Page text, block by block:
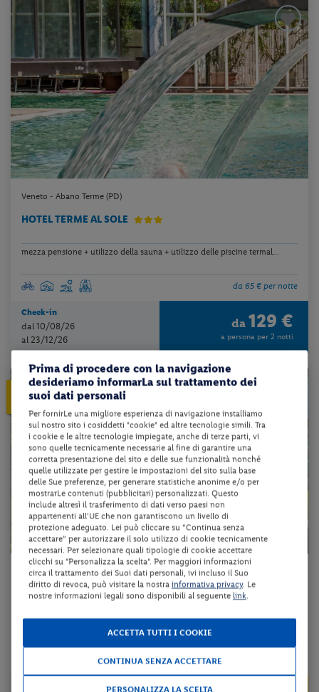
Veneto - Abano Terme (PD)
HOTEL TERME AL SOLE
mezza pensione + utilizzo della sauna + utilizzo delle piscine termal...
da 65 € per notte
Check-in
dal 10/08/26
al 23/12/26
da 129 €
a persona per 2 notti
PRENOTA PRIMA
ENTRO 30 gg dalla partenza
Veneto - Abano Terme (PD)
ABANO RITZ THERMAE & WELLNESS HOTEL
Prima di procedere con la navigazione
desideriamo informarLa sul trattamento dei
suoi dati personali
Per fornirLe una migliore esperienza di navigazione installiamo
sul nostro sito i cosiddetti "cookie" ed altre tecnologie simili. Tra
i cookie e le altre tecnologie impiegate, anche di terze parti, vi
sono quelle tecnicamente necessarie al fine di garantire una
corretta presentazione del sito e delle sue funzionalità nonché
quelle utilizzate per gestire le impostazioni del sito sulla base
delle Sue preferenze, per generare statistiche anonime e/o per
mostrarLe contenuti (pubblicitari) personalizzati. Questo
include altresì il trasferimento di dati verso paesi non
appartenenti all'UE che non garantiscono un livello di
protezione adeguato. Lei può cliccare su “Continua senza
accettare” per autorizzare il solo utilizzo di cookie tecnicamente
necessari. Per selezionare quali tipologie di cookie accettare
clicchi su "Personalizza la scelta". Per maggiori informazioni
circa il trattamento dei Suoi dati personali, ivi incluso il Suo
diritto di revoca, può visitare la nostra informativa privacy. Le
nostre informazioni legali sono disponibili al seguente link.
ACCETTA TUTTI I COOKIE
CONTINUA SENZA ACCETTARE
PERSONALIZZA LA SCELTA